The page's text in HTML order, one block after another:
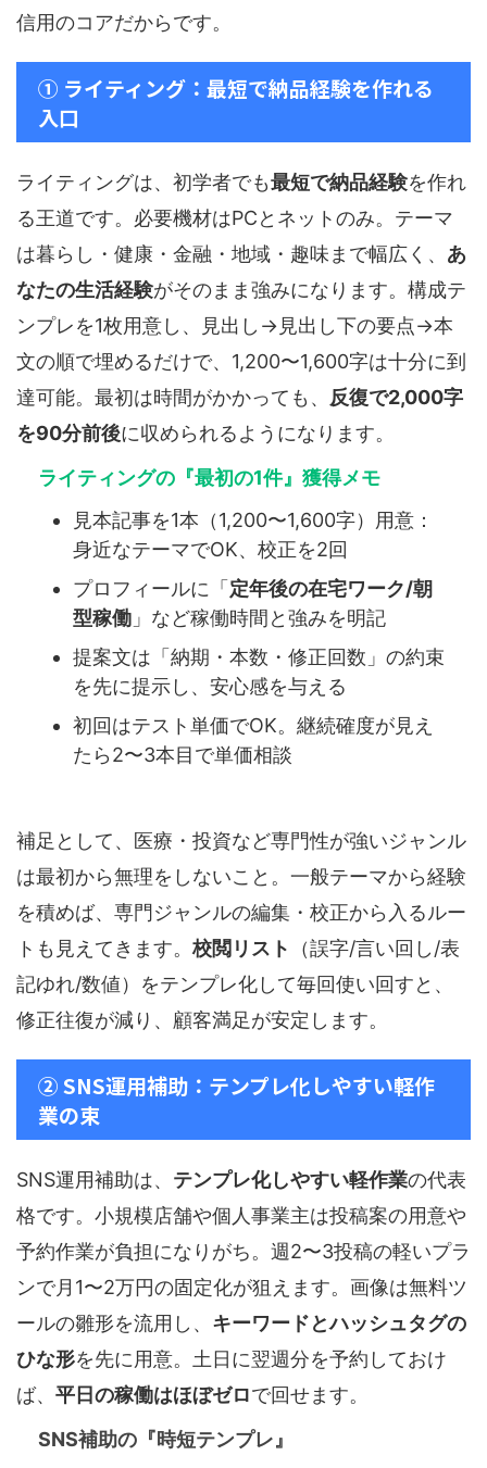
信用のコアだからです。
① ライティング：最短で納品経験を作れる
入口
ライティングは、初学者でも最短で納品経験を作れ
る王道です。必要機材はPCとネットのみ。テーマ
は暮らし・健康・金融・地域・趣味まで幅広く、 あ
なたの生活経験がそのまま強みになります。構成テ
ンプレを1枚用意し、見出し→見出し下の要点→本
文の順で埋めるだけで、1,200〜1,600字は十分に到
達可能。最初は時間がかかっても、 反復で2,000字
を90分前後に収められるようになります。
ライティングの『最初の1件』獲得メモ
見本記事を1本（1,200〜1,600字）用意：
身近なテーマでOK、校正を2回
プロフィールに「定年後の在宅ワーク/朝
型稼働 」など稼働時間と強みを明記
提案文は「納期・本数・修正回数」の約束
を先に提示し、安心感を与える
初回はテスト単価でOK。継続確度が見え
たら2〜3本目で単価相談
補足として、医療・投資など専門性が強いジャンル
は最初から無理をしないこと。一般テーマから経験
を積めば、専門ジャンルの編集・校正から入るルー
トも見えてきます。校閲リスト
（誤字/言い回し/表
記ゆれ/数値）をテンプレ化して毎回使い回すと、
修正往復が減り、顧客満足が安定します。
② SNS運用補助：テンプレ化しやすい軽作
業の束
SNS運用補助は、 テンプレ化しやすい軽作業の代表
格です。小規模店舗や個人事業主は投稿案の用意や
予約作業が負担になりがち。週2〜3投稿の軽いプラ
ンで月1〜2万円の固定化が狙えます。画像は無料ツ
ールの雛形を流用し、 キーワードとハッシュタグの
ひな形を先に用意。土日に翌週分を予約しておけ
ば、 平日の稼働はほぼゼロで回せます。
SNS補助の『時短テンプレ』